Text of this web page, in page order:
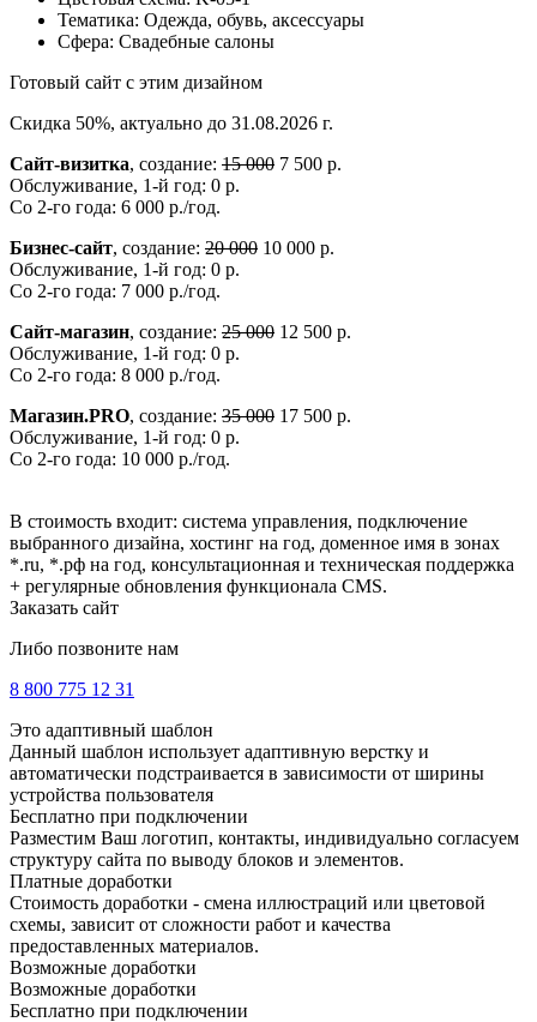
Тематика: Одежда, обувь, аксессуары
Сфера: Свадебные салоны
Готовый сайт с этим дизайном
Скидка 50%, актуально до 31.08.2026 г.
Сайт-визитка, создание: 15 000 7 500 р.
Обслуживание, 1-й год: 0 р.
Со 2-го года: 6 000 р./год.
Бизнес-сайт, создание: 20 000 10 000 р.
Обслуживание, 1-й год: 0 р.
Со 2-го года: 7 000 р./год.
Сайт-магазин, создание: 25 000 12 500 р.
Обслуживание, 1-й год: 0 р.
Со 2-го года: 8 000 р./год.
Магазин.PRO, создание: 35 000 17 500 р.
Обслуживание, 1-й год: 0 р.
Со 2-го года: 10 000 р./год.
В стоимость входит: система управления, подключение
выбранного дизайна, хостинг на год, доменное имя в зонах
*.ru, *.рф на год, консультационная и техническая поддержка
+ регулярные обновления функционала CMS.
Заказать сайт
Либо позвоните нам
8 800 775 12 31
Это адаптивный шаблон
Данный шаблон использует адаптивную верстку и
автоматически подстраивается в зависимости от ширины
устройства пользователя
Бесплатно при подключении
Разместим Ваш логотип, контакты, индивидуально согласуем
структуру сайта по выводу блоков и элементов.
Платные доработки
Стоимость доработки - смена иллюстраций или цветовой
схемы, зависит от сложности работ и качества
предоставленных материалов.
Возможные доработки
Возможные доработки
Бесплатно при подключении